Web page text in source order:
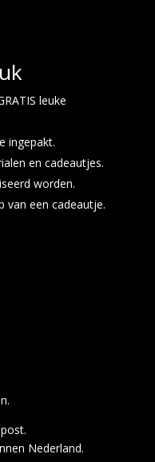
leuke
ingepakt.
en cadeautjes.
worden.
van een cadeautje.
Nederland.